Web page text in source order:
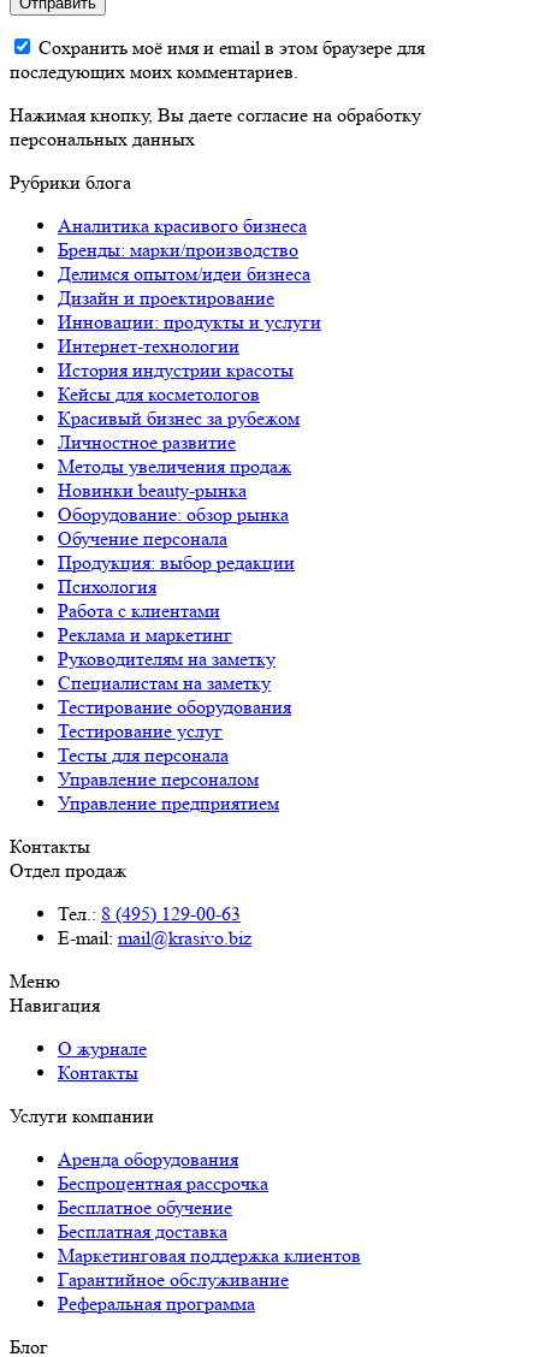
Сохранить моё имя и email в этом браузере для
последующих моих комментариев.
Нажимая кнопку, Вы даете согласие на обработку
персональных данных
Рубрики блога
Аналитика красивого бизнеса
Бренды: марки/производство
Делимся опытом/идеи бизнеса
Дизайн и проектирование
Инновации: продукты и услуги
Интернет-технологии
История индустрии красоты
Кейсы для косметологов
Красивый бизнес за рубежом
Личностное развитие
Методы увеличения продаж
Новинки beauty-рынка
Оборудование: обзор рынка
Обучение персонала
Продукция: выбор редакции
Психология
Работа с клиентами
Реклама и маркетинг
Руководителям на заметку
Специалистам на заметку
Тестирование оборудования
Тестирование услуг
Тесты для персонала
Управление персоналом
Управление предприятием
Контакты
Отдел продаж
Тел.: 8 (495) 129-00-63
E-mail: mail@krasivo.biz
Меню
Навигация
О журнале
Контакты
Услуги компании
Аренда оборудования
Беспроцентная рассрочка
Бесплатное обучение
Бесплатная доставка
Маркетинговая поддержка клиентов
Гарантийное обслуживание
Реферальная программа
Блог